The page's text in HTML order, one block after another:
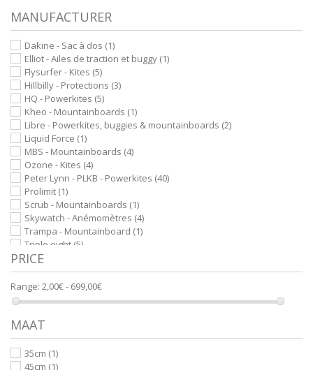
MANUFACTURER
Dakine - Sac à dos (1)
Elliot - Ailes de traction et buggy (1)
Flysurfer - Kites (5)
Hillbilly - Protections (3)
HQ - Powerkites (5)
Kheo - Mountainboards (1)
Libre - Powerkites, buggies & mountainboards (2)
Liquid Force (1)
MBS - Mountainboards (4)
Ozone - Kites (4)
Peter Lynn - PLKB - Powerkites (40)
Prolimit (1)
Scrub - Mountainboards (1)
Skywatch - Anémomètres (4)
Trampa - Mountainboard (1)
Triple eight (5)
Vector - Kitelines
Wolkensturmer - Kites(1)
PRICE
Range: 2,00€ - 699,00€
MAAT
35cm (1)
45cm (1)